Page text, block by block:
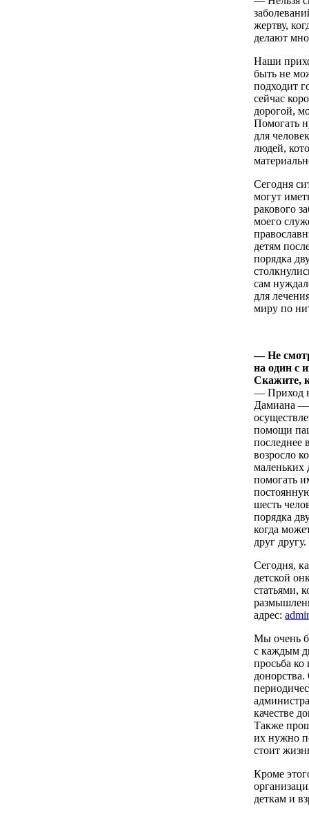
жертву,
делают
Наши
быть не
подходит
сейчас
дорогой,
Помогать
для
людей,
Сегодня
могут
ракового
моего
детям
порядка
сам
для
миру по
— Не
на один с
Скажите,
— Приход в
Дамиана —
помощи
последнее
возросло
маленьких
помогать
шесть
порядка
когда
друг другу.
Сегодня,
детской
статьями,
адрес:
Мы очень
с каждым
просьба
качестве
Также
их нужно
стоит
Кроме
деткам и